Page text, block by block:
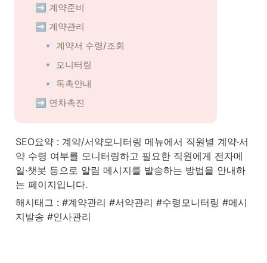
➡️ 계약준비
➡️ 계약관리
🔹 계약서 수령/조회
🔹 모니터링
🔹 독촉안내
➡️ 연차촉진
SEO요약 : 계약/서약모니터링 메뉴에서 직원별 계약·서
약 수령 여부를 모니터링하고 필요한 직원에게 전자메
일·챗봇 등으로 알림 메시지를 발송하는 방법을 안내하
는 페이지입니다.
해시태그 : #계약관리 #서약관리 #수령모니터링 #메시
지발송 #인사관리